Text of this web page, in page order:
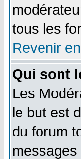
tous les
Revenir
Qui sont
Les
le but est
du forum